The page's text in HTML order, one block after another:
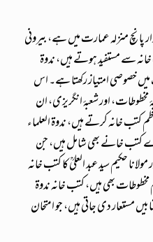
پانچ منزلہ عمارت میں ہے، بیرونی
سے مستفید ہوتے ہیں، ندوۃ
میں خصوصی امتیاز رکھتا ہے۔ اس
اور شعبۂ انگریزی، ان
کتب خانہ کرتے ہیں، ندوۃ العلماء
کتب خانے بھی شامل ہیں، جن
حکیم سید عبد العلیؒ کا کتب خانہ
بھی ہیں، کتب خانہ ندوۃ
مستعار دی جاتی ہیں، جو امتحان